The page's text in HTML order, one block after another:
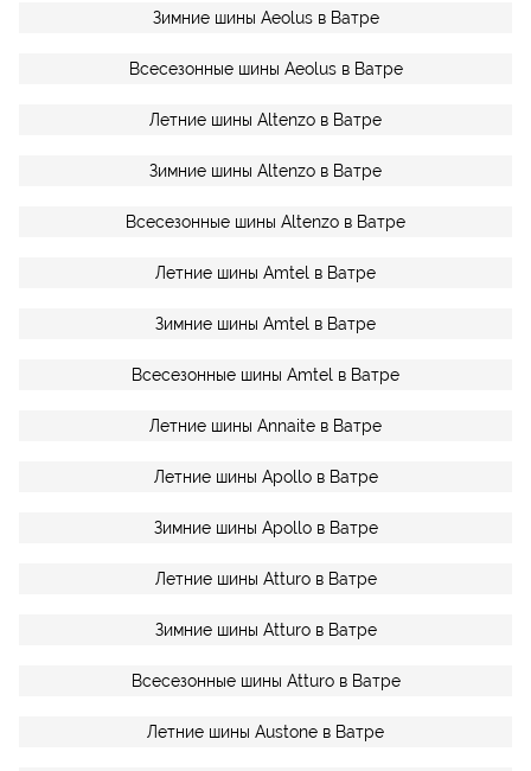
Зимние шины Aeolus в Ватре
Всесезонные шины Aeolus в Ватре
Летние шины Altenzo в Ватре
Зимние шины Altenzo в Ватре
Всесезонные шины Altenzo в Ватре
Летние шины Amtel в Ватре
Зимние шины Amtel в Ватре
Всесезонные шины Amtel в Ватре
Летние шины Annaite в Ватре
Летние шины Apollo в Ватре
Зимние шины Apollo в Ватре
Летние шины Atturo в Ватре
Зимние шины Atturo в Ватре
Всесезонные шины Atturo в Ватре
Летние шины Austone в Ватре